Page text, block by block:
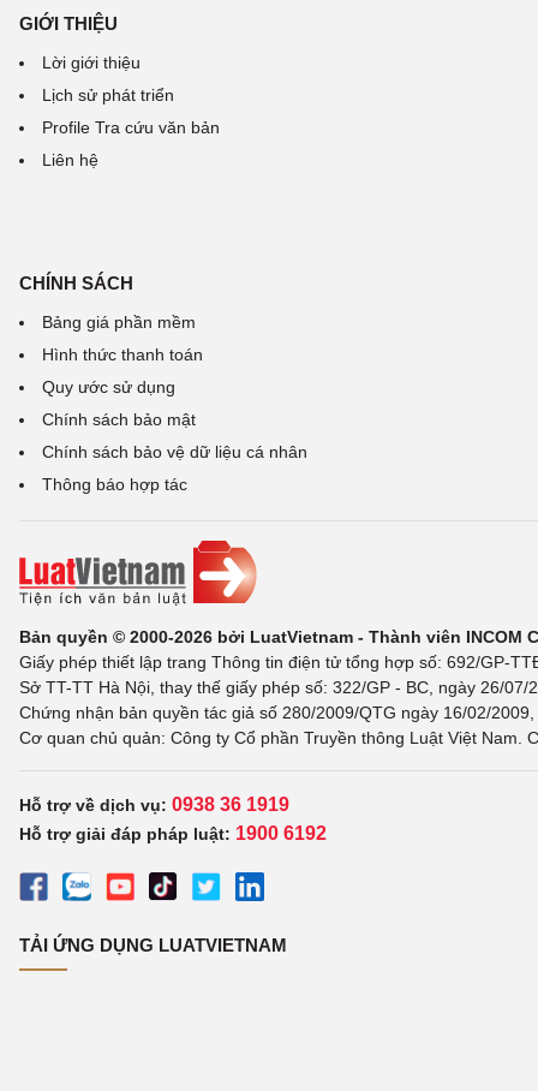
GIỚI THIỆU
Lời giới thiệu
Lịch sử phát triển
Profile Tra cứu văn bản
Liên hệ
CHÍNH SÁCH
Bảng giá phần mềm
Hình thức thanh toán
Quy ước sử dụng
Chính sách bảo mật
Chính sách bảo vệ dữ liệu cá nhân
Thông báo hợp tác
Bản quyền © 2000-2026 bởi LuatVietnam - Thành viên INCOM
Giấy phép thiết lập trang Thông tin điện tử tổng hợp số: 692/GP-
Sở TT-TT Hà Nội, thay thế giấy phép số: 322/GP - BC, ngày 26/
Chứng nhận bản quyền tác giả số 280/2009/QTG ngày 16/02/
Cơ quan chủ quản: Công ty Cổ phần Truyền thông Luật Việt Nam.
Hỗ trợ về dịch vụ: 0938 36 1919
Hỗ trợ giải đáp pháp luật: 1900 6192
TẢI ỨNG DỤNG LUATVIETNAM